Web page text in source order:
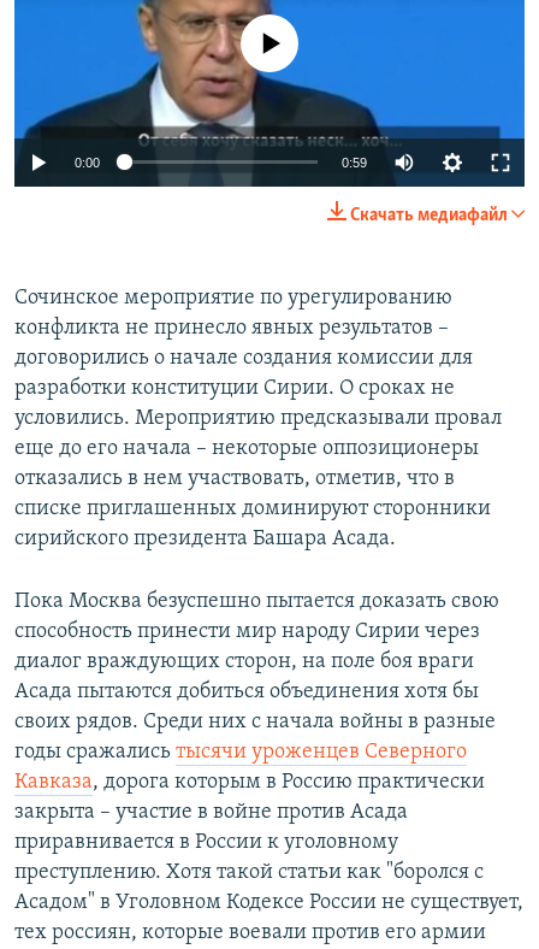
No media source currently available
0:00 0:59
Скачать медиафайл
Сочинское мероприятие по урегулированию
конфликта не принесло явных результатов –
договорились о начале создания комиссии для
разработки конституции Сирии. О сроках не
условились. Мероприятию предсказывали провал
еще до его начала – некоторые оппозиционеры
отказались в нем участвовать, отметив, что в
списке приглашенных доминируют сторонники
сирийского президента Башара Асада.
Пока Москва безуспешно пытается доказать свою
способность принести мир народу Сирии через
диалог враждующих сторон, на поле боя враги
Асада пытаются добиться объединения хотя бы
своих рядов. Среди них с начала войны в разные
годы сражались тысячи уроженцев Северного
Кавказа, дорога которым в Россию практически
закрыта – участие в войне против Асада
приравнивается в России к уголовному
преступлению. Хотя такой статьи как "боролся с
Асадом" в Уголовном Кодексе России не существует,
тех россиян, которые воевали против его армии